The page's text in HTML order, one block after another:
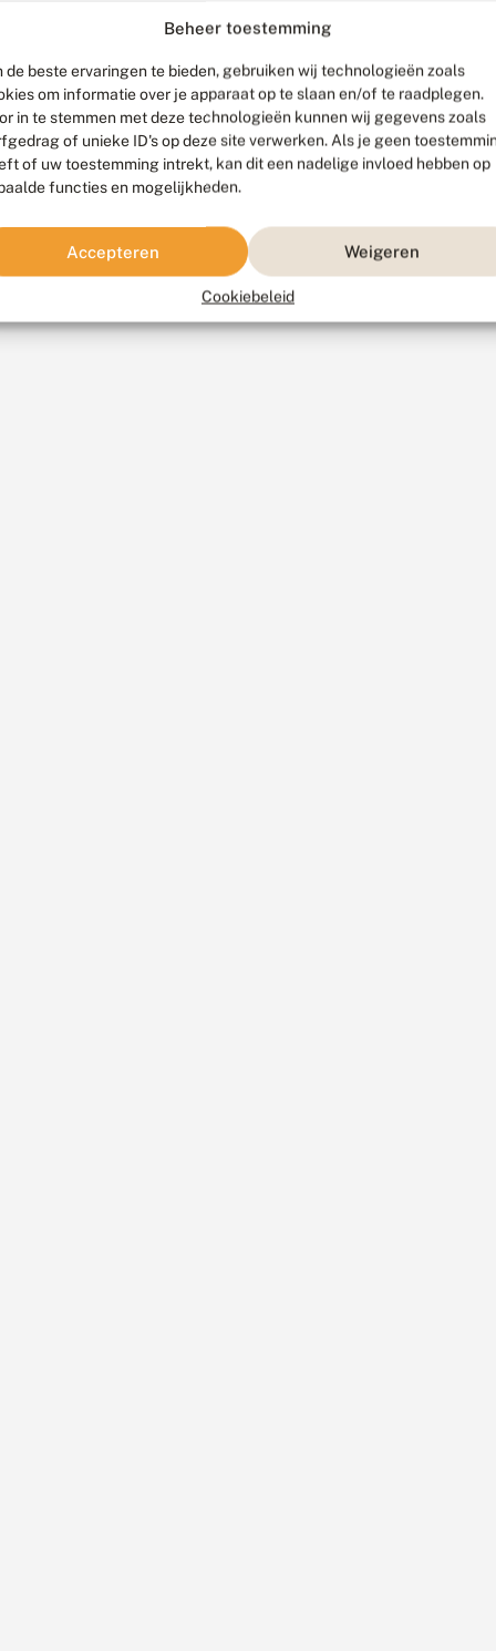
Beheer toestemming
de beste ervaringen te bieden, gebruiken wij technologieën zoals
om informatie over je apparaat op te slaan en/of te raadplegen.
in te stemmen met deze technologieën kunnen wij gegevens zoals
of unieke ID's op deze site verwerken. Als je geen
of uw toestemming intrekt, kan dit een nadelige invloed hebben op
functies en mogelijkheden.
Accepteren Weigeren
Cookiebeleid